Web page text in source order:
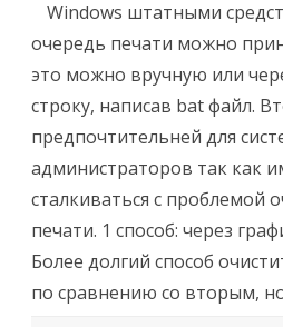
Windows штатными
очередь печати можно
это можно вручную или
строку, написав bat файл.
предпочтительней для
администраторов так как
сталкиваться с проблемой
печати. 1 способ: через
Более долгий способ
по сравнению со вторым,